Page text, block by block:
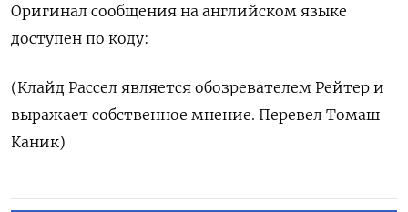
Оригинал сообщения на английском языке
‌доступен по коду:
(Клайд Рассел является обозревателем Рейтер и
выражает собственное мнение. Перевел Томаш
Каник)